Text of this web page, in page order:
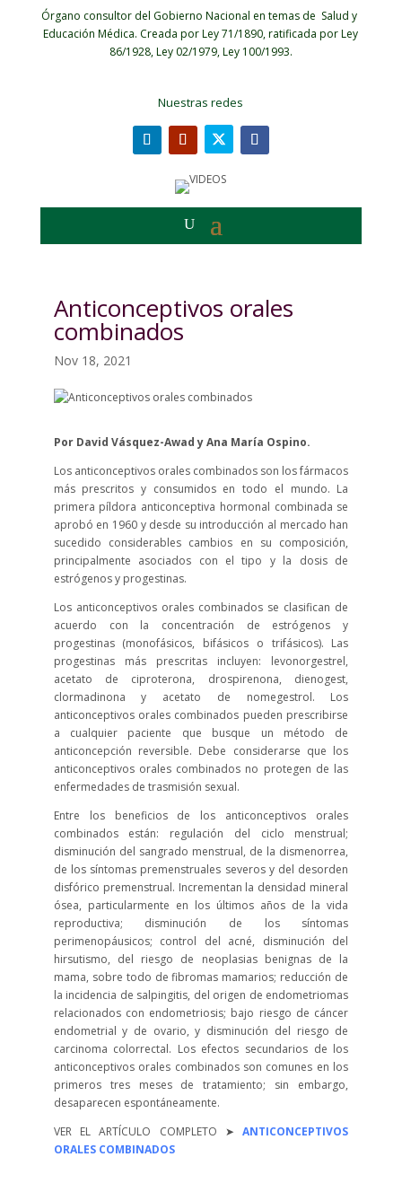
Órgano consultor del Gobierno Nacional en temas de Salud y
Educación Médica. Creada por Ley 71/1890, ratificada por Ley
86/1928, Ley 02/1979, Ley 100/1993.
Nuestras redes
Anticonceptivos orales
combinados
Nov 18, 2021
Por David Vásquez-Awad y Ana María Ospino.
Los anticonceptivos orales combinados son los fármacos
más prescritos y consumidos en todo el mundo. La
primera píldora anticonceptiva hormonal combinada se
aprobó en 1960 y desde su introducción al mercado han
sucedido considerables cambios en su composición,
principalmente asociados con el tipo y la dosis de
estrógenos y progestinas.
Los anticonceptivos orales combinados se clasifican de
acuerdo con la concentración de estrógenos y
progestinas (monofásicos, bifásicos o trifásicos). Las
progestinas más prescritas incluyen: levonorgestrel,
acetato de ciproterona, drospirenona, dienogest,
clormadinona y acetato de nomegestrol. Los
anticonceptivos orales combinados pueden prescribirse
a cualquier paciente que busque un método de
anticoncepción reversible. Debe considerarse que los
anticonceptivos orales combinados no protegen de las
enfermedades de trasmisión sexual.
Entre los beneficios de los anticonceptivos orales
combinados están: regulación del ciclo menstrual;
disminución del sangrado menstrual, de la dismenorrea,
de los síntomas premenstruales severos y del desorden
disfórico premenstrual. Incrementan la densidad mineral
ósea, particularmente en los últimos años de la vida
reproductiva; disminución de los síntomas
perimenopáusicos; control del acné, disminución del
hirsutismo, del riesgo de neoplasias benignas de la
mama, sobre todo de fibromas mamarios; reducción de
la incidencia de salpingitis, del origen de endometriomas
relacionados con endometriosis; bajo riesgo de cáncer
endometrial y de ovario, y disminución del riesgo de
carcinoma colorrectal. Los efectos secundarios de los
anticonceptivos orales combinados son comunes en los
primeros tres meses de tratamiento; sin embargo,
desaparecen espontáneamente.
VER EL ARTÍCULO COMPLETO ➤ANTICONCEPTIVOS
ORALES COMBINADOS